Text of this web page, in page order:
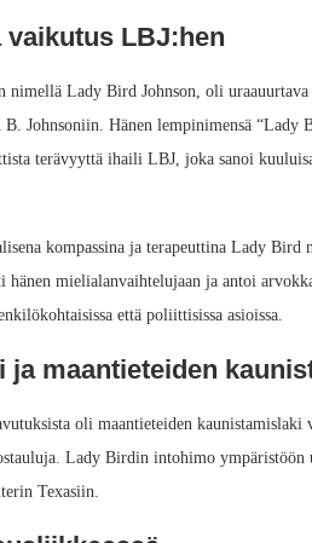
vaikutus LBJ:hen
nimellä Lady Bird Johnson, oli
Johnsoniin. Hänen lempinimensä “Lady
terävyyttä ihaili LBJ, joka sanoi
kompassina ja terapeuttina Lady
hänen mielialanvaihtelujaan ja antoi
että poliittisissa asioissa.
maantieteiden
oli maantieteiden kaunistamislaki
Lady Birdin intohimo
Texasiin.